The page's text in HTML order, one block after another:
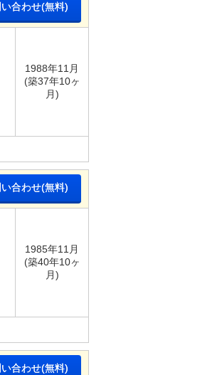
合わせ(無料)
1988年11月
(築37年10ヶ
月)
合わせ(無料)
1985年11月
(築40年10ヶ
月)
合わせ(無料)